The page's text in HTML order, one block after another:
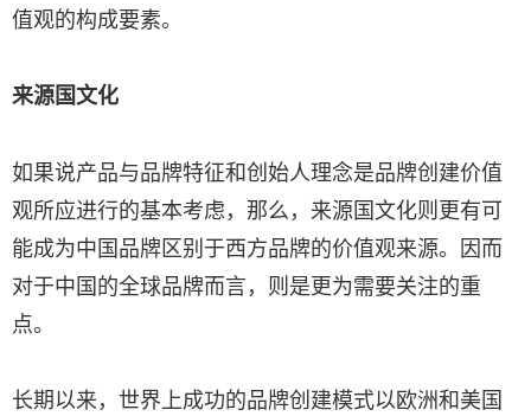
值观的构成要素。
来源国文化
如果说产品与品牌特征和创始人理念是品牌创建价值
观所应进行的基本考虑，那么，来源国文化则更有可
能成为中国品牌区别于西方品牌的价值观来源。因而
对于中国的全球品牌而言，则是更为需要关注的重
点。
长期以来，世界上成功的品牌创建模式以欧洲和美国